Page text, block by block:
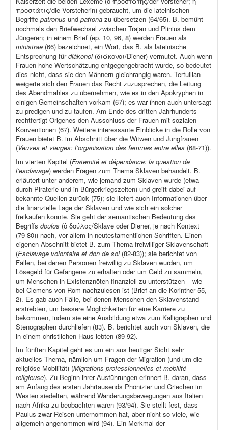
προστάτις/die Vorsteherin) gebraucht, um die lateinischen
Begriffe patronus und patrona zu übersetzen (64/65). B. bemüht
nochmals den Briefwechsel zwischen Trajan und Plinius dem
Jüngeren; in einem Brief (ep. 10, 96, 8) werden Frauen als
ministrae (66) bezeichnet, ein Wort, das B. als lateinische
Entsprechung fürdiákonoi (διάκονοι/Diener) vermutet. Auch wenn
Frauen hohe Wertschätzung entgegengebracht wurde, so bedeutet
dies nicht, dass sie den Männern gleichrangig waren. Tertullian
weigerte sich den Frauen das Recht zuzusprechen, die Leitung
des Abendmahles zu übernehmen, wie es in den Apokryphen in
einigen Gemeinschaften vorkam (67); es war ihnen auch untersagt
zu predigen und zu taufen. Am Ende des dritten Jahrhunderts
rechtfertigt Origenes den Ausschluss der Frauen mit sozialen
Konventionen (67). Weitere interessante Einblicke in die Rolle von
Frauen bietet B. im Abschnitt über die Witwen und Jungfrauen
(Veuves et vierges: l’organisation des femmes entre elles (68-71)).
Im vierten Kapitel (Fraternité et dépendance: la question de
l’esclavage) werden Fragen zum Thema Sklaven behandelt. B.
erläutert unter anderem, wie jemand zum Sklaven wurde (etwa
durch Piraterie und in Bürgerkriegszeiten) und greift dabei auf
bekannte Quellen zurück (75); sie liefert auch Informationen über
die finanzielle Lage der Sklaven und wie sich ein solcher
freikaufen konnte. Sie geht der semantischen Bedeutung des
Begriffs doulos (ὁ δούλος/Sklave oder Diener, je nach Kontext
(79-80)) nach, vor allem in neutestamentlichen Schriften. Einen
eigenen Abschnitt bietet B. zum Thema freiwilliger Sklavenschaft
(Esclavage volontaire et don de soi(82-83)); sie berichtet von
Fällen, bei denen Personen freiwillig zu Sklaven wurden, um
Lösegeld für Gefangene zu erhalten oder um Geld zu sammeln,
um Menschen in Existenznöten finanziell zu unterstützen – wie
bei Clemens von Rom nachzulesen ist (Brief an die Korinther 55,
2). Es gab auch Fälle, bei denen Menschen den Sklavenstand
erstrebten, um bessere Möglichkeiten für eine Karriere zu
bekommen, indem sie eine Ausbildung etwa zum Kalligraphen und
Stenographen durchliefen (83). B. berichtet auch von Sklaven, die
in einem christlichen Haus lebten (89-92).
Im fünften Kapitel geht es um ein aus heutiger Sicht sehr
aktuelles Thema, nämlich um Fragen der Migration (und um die
religiöse Mobilität) (Migrations professionnelles et mobilité
religieuse). Zu Beginn ihrer Ausführungen erinnert B. daran, dass
am Anfang des ersten Jahrtausends Phönizier und Griechen im
Westen siedelten, während Wanderungsbewegungen aus Italien
nach Afrika zu beobachten waren (93/94). Sie stellt fest, dass
Paulus zwar Reisen unternommen hat, aber nicht so viele, wie
allgemein angenommen wird (94). Ein Merkmal der